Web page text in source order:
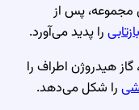
مجموعه، پس از
بازتابیرا پدید می‌آورد.
گاز هیدروژن اطراف را
را شکل می‌دهد.